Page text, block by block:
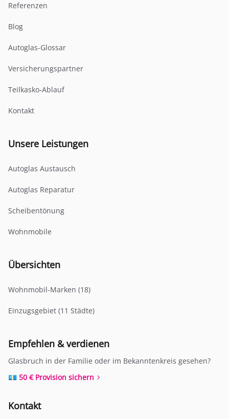
Referenzen
Blog
Autoglas-Glossar
Versicherungspartner
Teilkasko-Ablauf
Kontakt
Unsere Leistungen
Autoglas Austausch
Autoglas Reparatur
Scheibentönung
Wohnmobile
Übersichten
Wohnmobil-Marken (18)
Einzugsgebiet (11 Städte)
Empfehlen & verdienen
Glasbruch in der Familie oder im Bekanntenkreis gesehen?
💶 50 € Provision sichern
Kontakt